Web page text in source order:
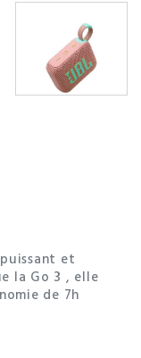
et
la Go 3 , elle
de 7h
percutante,